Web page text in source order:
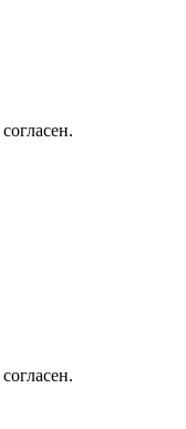
согласен.
согласен.